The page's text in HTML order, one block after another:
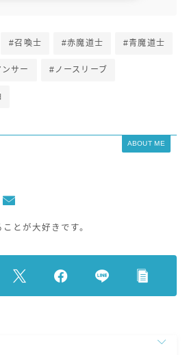
#召喚士 #赤魔道士 #青魔道士
サー #ノースリーブ
ABOUT ME
とが大好きです。